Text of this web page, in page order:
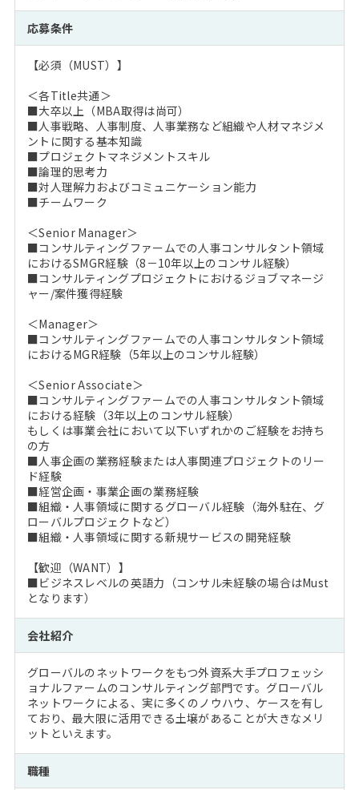
応募条件
【必須（MUST）】
＜各Title共通＞
■大卒以上（MBA取得は尚可）
■人事戦略、人事制度、人事業務など組織や人材マネジメ
ントに関する基本知識
■プロジェクトマネジメントスキル
■論理的思考力
■対人理解力およびコミュニケーション能力
■チームワーク
＜Senior Manager＞
■コンサルティングファームでの人事コンサルタント領域
におけるSMGR経験（8－10年以上のコンサル経験）
■コンサルティングプロジェクトにおけるジョブマネージ
ャー/案件獲得経験
＜Manager＞
■コンサルティングファームでの人事コンサルタント領域
におけるMGR経験（5年以上のコンサル経験）
＜Senior Associate＞
■コンサルティングファームでの人事コンサルタント領域
における経験（3年以上のコンサル経験）
もしくは事業会社において以下いずれかのご経験をお持ち
の方
■人事企画の業務経験または人事関連プロジェクトのリー
ド経験
■経営企画・事業企画の業務経験
■組織・人事領域に関するグローバル経験（海外駐在、グ
ローバルプロジェクトなど）
■組織・人事領域に関する新規サービスの開発経験
【歓迎（WANT）】
■ビジネスレベルの英語力（コンサル未経験の場合はMust
となります）
会社紹介
グローバルのネットワークをもつ外資系大手プロフェッシ
ョナルファームのコンサルティング部門です。グローバル
ネットワークによる、実に多くのノウハウ、ケースを有し
ており、最大限に活用できる土壌があることが大きなメリ
ットといえます。
職種